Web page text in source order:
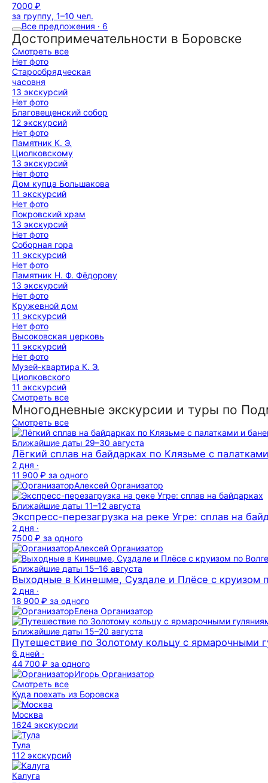
7000 ₽
за группу, 1–10 чел.
Все предложения · 6
Достопримечательности в Боровске
Смотреть все
Нет фото
Старообрядческая
часовня
13 экскурсий
Нет фото
Благовещенский собор
12 экскурсий
Нет фото
Памятник К. Э.
Циолковскому
13 экскурсий
Нет фото
Дом купца Большакова
11 экскурсий
Нет фото
Покровский храм
13 экскурсий
Нет фото
Соборная гора
11 экскурсий
Нет фото
Памятник Н. Ф. Фёдорову
13 экскурсий
Нет фото
Кружевной дом
11 экскурсий
Нет фото
Высоковская церковь
11 экскурсий
Нет фото
Музей-квартира К. Э.
Циолковского
11 экскурсий
Смотреть все
Многодневные экскурсии и туры по
Смотреть все
Ближайшие даты 29–30 августа
Лёгкий сплав на байдарках по Клязьме с
2 дня ·
11 900 ₽ за одного
Алексей Организатор
Ближайшие даты 11–12 августа
Экспресс-перезагрузка на реке Угре: сплав на
2 дня ·
7500 ₽ за одного
Алексей Организатор
Ближайшие даты 15–16 августа
Выходные в Кинешме, Суздале и Плёсе с круизом
2 дня ·
18 900 ₽ за одного
Елена Организатор
Ближайшие даты 15–20 августа
Путешествие по Золотому кольцу с ярмарочными
6 дней ·
44 700 ₽ за одного
Игорь Организатор
Смотреть все
Куда поехать из Боровска
Москва
1624 экскурсии
Тула
112 экскурсий
Калуга